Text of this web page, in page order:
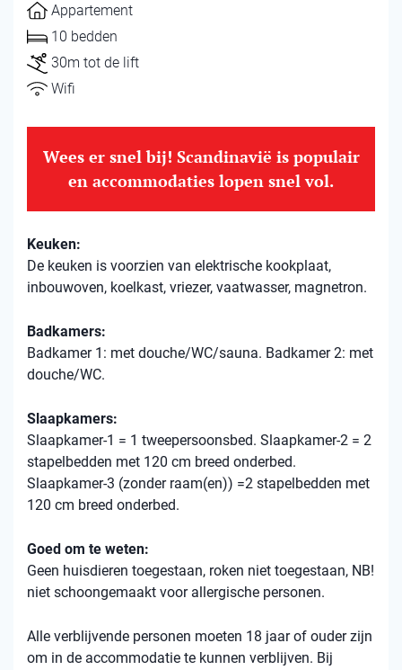
Appartement
10 bedden
30m tot de lift
Wifi
Wees er snel bij! Scandinavië is populair
en accommodaties lopen snel vol.
Keuken:
De keuken is voorzien van elektrische kookplaat,
inbouwoven, koelkast, vriezer, vaatwasser, magnetron.
Badkamers:
Badkamer 1: met douche/WC/sauna. Badkamer 2: met
douche/WC.
Slaapkamers:
Slaapkamer-1 = 1 tweepersoonsbed. Slaapkamer-2 = 2
stapelbedden met 120 cm breed onderbed.
Slaapkamer-3 (zonder raam(en)) =2 stapelbedden met
120 cm breed onderbed.
Goed om te weten:
Geen huisdieren toegestaan, roken niet toegestaan, NB!
niet schoongemaakt voor allergische personen.
Alle verblijvende personen moeten 18 jaar of ouder zijn
om in de accommodatie te kunnen verblijven. Bij